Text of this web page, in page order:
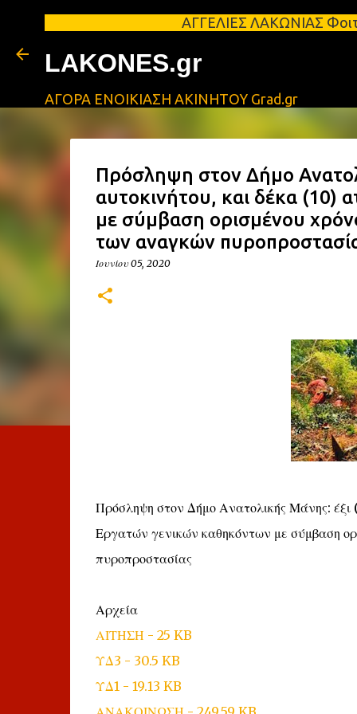
ΑΓΓΕΛΙΕΣ ΛΑΚΩΝΙΑΣ Φοιτητικά
LAKONES.gr
ΑΓΟΡΑ ΕΝΟΙΚΙΑΣΗ ΑΚΙΝΗΤΟΥ Grad.gr
Πρόσληψη στον Δήμο
αυτοκινήτου, και δέκα (10)
με σύμβαση ορισμένου
των αναγκών
Ιουνίου 05, 2020
Πρόσληψη στον Δήμο Ανατολικής Μάνης:
Εργατών γενικών καθηκόντων με σύμβαση
πυροπροστασίας
Αρχεία
ΑΙΤΗΣΗ - 25 KB
ΥΔ3 - 30.5 KB
ΥΔ1 - 19.13 KB